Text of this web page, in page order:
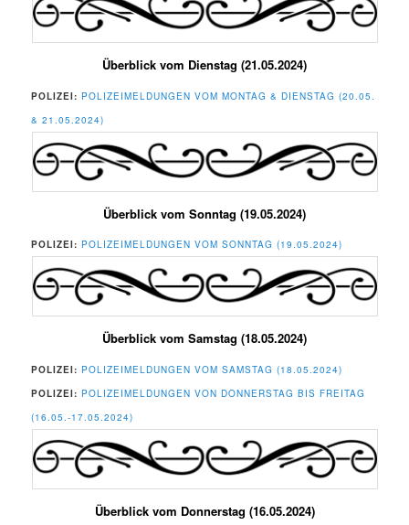
Überblick vom Dienstag (21.05.2024)
POLIZEI: POLIZEIMELDUNGEN VOM MONTAG & DIENSTAG (20.05.
& 21.05.2024)
Überblick vom Sonntag (19.05.2024)
POLIZEI: POLIZEIMELDUNGEN VOM SONNTAG (19.05.2024)
Überblick vom Samstag (18.05.2024)
POLIZEI: POLIZEIMELDUNGEN VOM SAMSTAG (18.05.2024)
POLIZEI: POLIZEIMELDUNGEN VON DONNERSTAG BIS FREITAG
(16.05.-17.05.2024)
Überblick vom Donnerstag (16.05.2024)